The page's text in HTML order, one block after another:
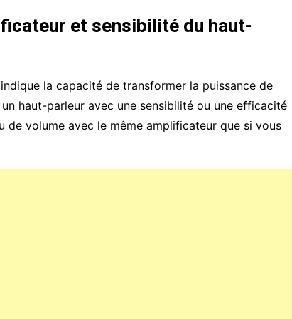
et sensibilité du haut-
la capacité de transformer la puissance de
haut-parleur avec une sensibilité ou une efficacité
de volume avec le même amplificateur que si vous